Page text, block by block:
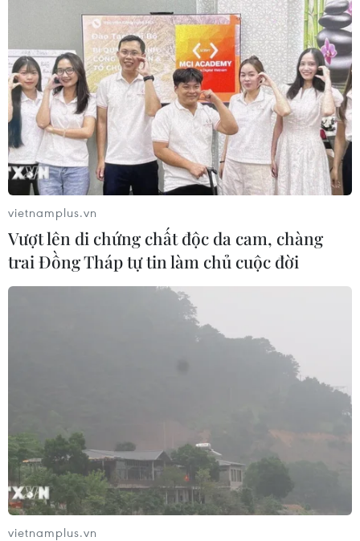
vietnamplus.vn
Vượt lên di chứng chất độc da cam, chàng
trai Đồng Tháp tự tin làm chủ cuộc đời
vietnamplus.vn